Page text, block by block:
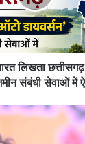
लिखता
संबंधी सेवाओं में